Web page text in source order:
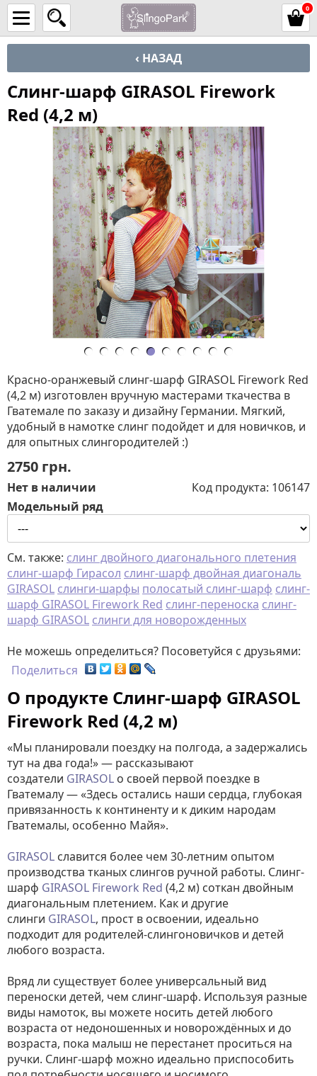
0
‹ НАЗАД
Слинг-шарф GIRASOL Firework
Red (4,2 м)
Красно-оранжевый слинг-шарф GIRASOL Firework Red
(4,2 м) изготовлен вручную мастерами ткачества в
Гватемале по заказу и дизайну Германии. Мягкий,
удобный в намотке слинг подойдет и для новичков, и
для опытных слингородителей :)
2750 грн.
Нет в наличии Код продукта: 106147
Модельный ряд
См. также: слинг двойного диагонального плетения
слинг-шарф Гирасол слинг-шарф двойная диагональ
GIRASOL слинги-шарфы полосатый слинг-шарф слинг-
шарф GIRASOL Firework Red слинг-переноска слинг-
шарф GIRASOL слинги для новорожденных
Не можешь определиться? Посоветуйся с друзьями:
Поделиться
О продукте Слинг-шарф GIRASOL
Firework Red (4,2 м)
«Мы планировали поездку на полгода, а задержались
тут на два года!» — рассказывают
создатели GIRASOL о своей первой поездке в
Гватемалу — «Здесь остались наши сердца, глубокая
привязанность к континенту и к диким народам
Гватемалы, особенно Майя».
GIRASOL славится более чем 30-летним опытом
производства тканых слингов ручной работы. Слинг-
шарф GIRASOL Firework Red (4,2 м) соткан двойным
диагональным плетением. Как и другие
слинги GIRASOL, прост в освоении, идеально
подходит для родителей-слингоновичков и детей
любого возраста.
Вряд ли существует более универсальный вид
переноски детей, чем слинг-шарф. Используя разные
виды намоток, вы можете носить детей любого
возраста от недоношенных и новорождённых и до
возраста, пока малыш не перестанет проситься на
ручки. Слинг-шарф можно идеально приспособить